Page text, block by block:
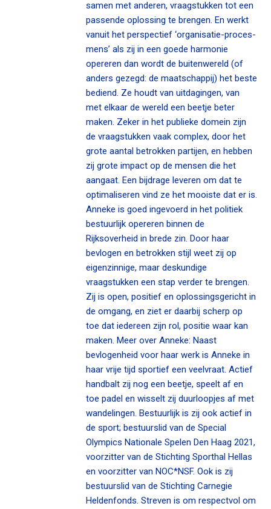
samen met anderen, vraagstukken tot een
passende oplossing te brengen. En werkt
vanuit het perspectief ‘organisatie-proces-
mens’ als zij in een goede harmonie
opereren dan wordt de buitenwereld (of
anders gezegd: de maatschappij) het beste
bediend. Ze houdt van uitdagingen, van
met elkaar de wereld een beetje beter
maken. Zeker in het publieke domein zijn
de vraagstukken vaak complex, door het
grote aantal betrokken partijen, en hebben
zij grote impact op de mensen die het
aangaat. Een bijdrage leveren om dat te
optimaliseren vind ze het mooiste dat er is.
Anneke is goed ingevoerd in het politiek
bestuurlijk opereren binnen de
Rijksoverheid in brede zin. Door haar
bevlogen en betrokken stijl weet zij op
eigenzinnige, maar deskundige
vraagstukken een stap verder te brengen.
Zij is open, positief en oplossingsgericht in
de omgang, en ziet er daarbij scherp op
toe dat iedereen zijn rol, positie waar kan
maken. Meer over Anneke: Naast
bevlogenheid voor haar werk is Anneke in
haar vrije tijd sportief een veelvraat. Actief
handbalt zij nog een beetje, speelt af en
toe padel en wisselt zij duurloopjes af met
wandelingen. Bestuurlijk is zij ook actief in
de sport; bestuurslid van de Special
Olympics Nationale Spelen Den Haag 2021,
voorzitter van de Stichting Sporthal Hellas
en voorzitter van NOC*NSF. Ook is zij
bestuurslid van de Stichting Carnegie
Heldenfonds. Streven is om respectvol om